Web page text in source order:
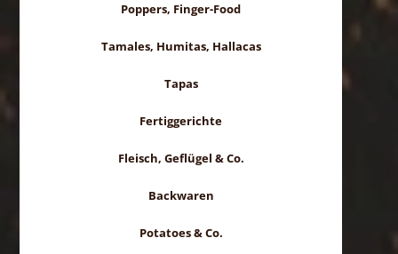
Poppers, Finger-Food
Tamales, Humitas, Hallacas
Tapas
Fertiggerichte
Fleisch, Geflügel & Co.
Backwaren
Potatoes & Co.